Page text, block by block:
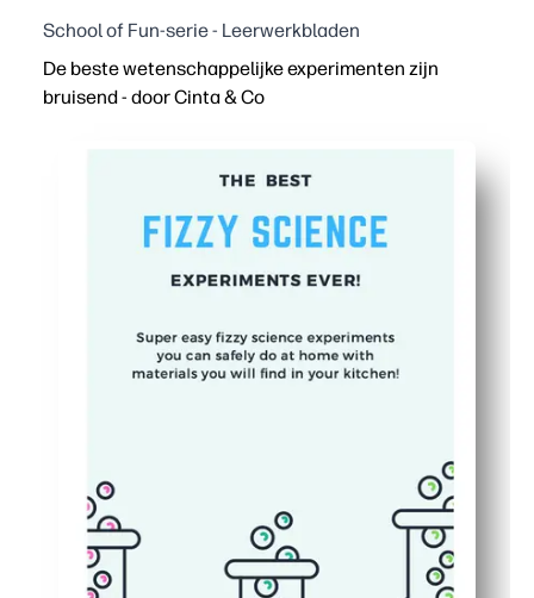
School of Fun-serie - Leerwerkbladen
De beste wetenschappelijke experimenten zijn
bruisend - door Cinta & Co